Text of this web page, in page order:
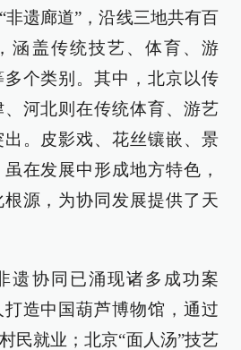
非遗廊道”，沿线三地共有百
涵盖传统技艺、体育、游
个类别。其中，北京以传
河北则在传统体育、游艺
。皮影戏、花丝镶嵌、景
在发展中形成地方特色，
源，为协同发展提供了天
遗协同已涌现诸多成功案
造中国葫芦博物馆，通过
民就业；北京“面人汤”技艺